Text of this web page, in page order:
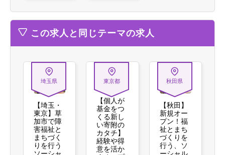
この求人と同じテーマの求人
埼玉県
【埼玉・
東京】草
加市で障
害福祉と
まちづく
りを行う
ソーシャ
東京都
【個人が
基金をつ
くる新し
い寄附の
カタチ】
経験や得
意を活か
秋田県
【秋田】
新規オー
プン！福
祉とまち
づくりを
行う、ソ
ーシャル